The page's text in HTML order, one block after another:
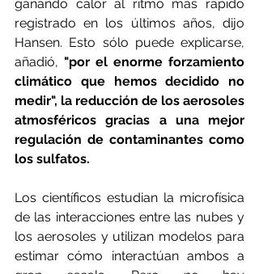
ganando calor al ritmo más rápido
registrado en los últimos años, dijo
Hansen. Esto sólo puede explicarse,
añadió, "por el enorme forzamiento
climático que hemos decidido no
medir", la reducción de los aerosoles
atmosféricos gracias a una mejor
regulación de contaminantes como
los sulfatos.
Los científicos estudian la microfísica
de las interacciones entre las nubes y
los aerosoles y utilizan modelos para
estimar cómo interactúan ambos a